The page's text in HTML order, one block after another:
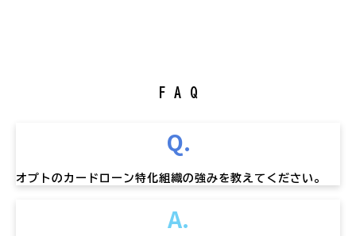
F A Q
Q.
オプトのカードローン特化組織の強みを教えてください。
A.